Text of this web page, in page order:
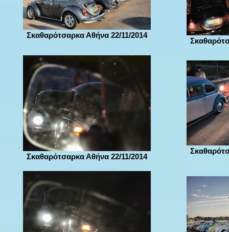
Σκαθαρότσαρκα Αθήνα 22/11/2014
Σκαθαρότσαρκα Αθήνα 22/11/2014